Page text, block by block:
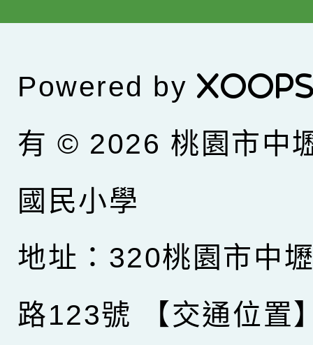
Powered by
有 © 2026 桃園市中
國民小學
地址：320桃園市中
路123號
【交通位置